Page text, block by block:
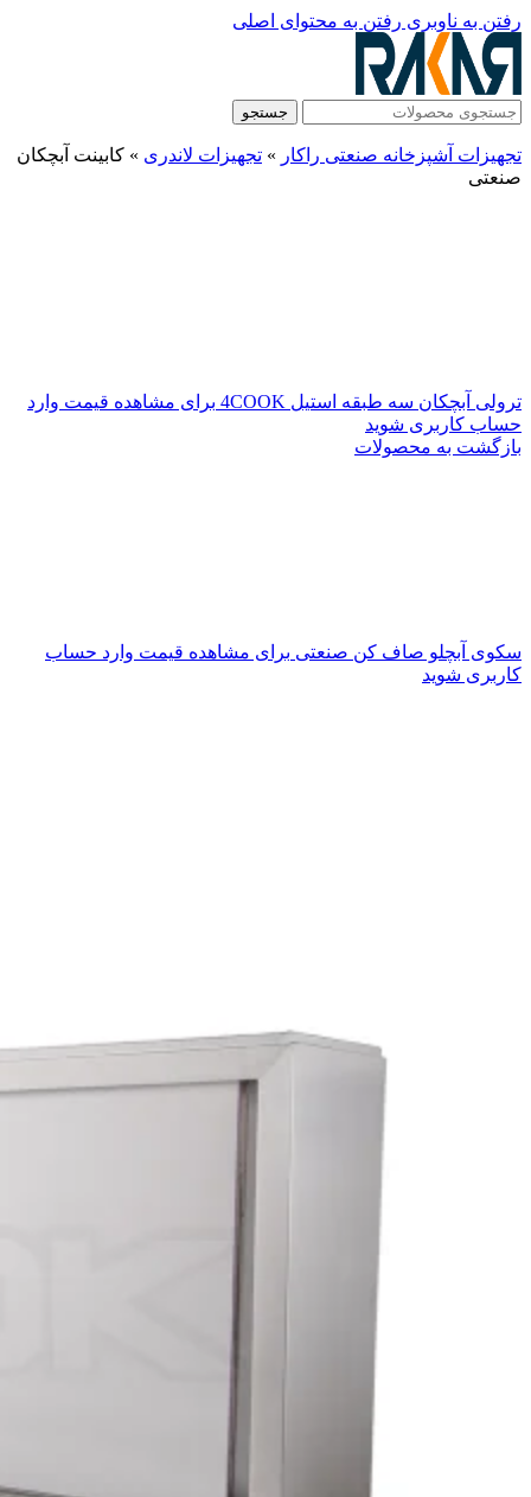
رفتن به ناوبری رفتن به محتوای اصلی
جستجو
تجهیزات آشپزخانه صنعتی راکار » تجهیزات لاندری » کابینت آبچکان
صنعتی
ترولی آبچکان سه طبقه استیل 4COOK
برای مشاهده قیمت وارد
حساب کاربری شوید
بازگشت به محصولات
سکوی آبچلو صاف کن صنعتی برای مشاهده قیمت وارد حساب
کاربری شوید